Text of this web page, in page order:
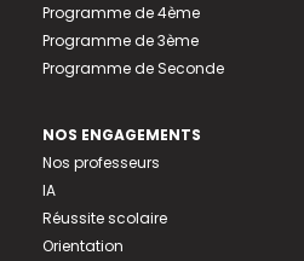
Programme de 4ème
Programme de 3ème
Programme de Seconde
NOS ENGAGEMENTS
Nos professeurs
IA
Réussite scolaire
Orientation